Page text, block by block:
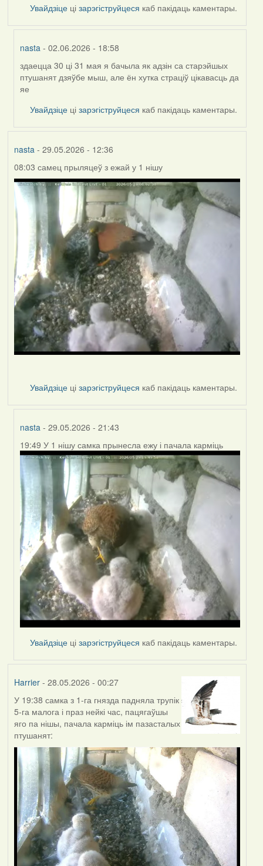
Увайдзіце цізарэгіструйцеся каб пакідаць каментары.
nasta - 02.06.2026 - 18:58
In
reply
to
здаецца 30 ці 31 мая я бачыла як адзін са старэйшых
птушанят дзяўбе мыш, але ён хутка страціў цікавасць да
яе
Увайдзіце цізарэгіструйцеся каб пакідаць каментары.
nasta - 29.05.2026 - 12:36
08:03 самец прыляцеў з ежай у 1 нішу
Увайдзіце цізарэгіструйцеся каб пакідаць каментары.
nasta - 29.05.2026 - 21:43
In
reply
by
nasta
19:49 У 1 нішу самка прынесла ежу і пачала карміць
Увайдзіце цізарэгіструйцеся каб пакідаць каментары.
Harrier- 28.05.2026 - 00:27
У 19:38 самка з 1-га гнязда падняла трупік
5-га малога і праз нейкі час, пацягаўшы
яго па нішы, пачала карміць ім пазасталых
птушанят: